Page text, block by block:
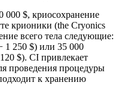
000 $, криосохранение
крионики (the Cryonics
всего тела следующие:
1 250 $) или 35 000
$). CI привлекает
проведения процедуры
к хранению